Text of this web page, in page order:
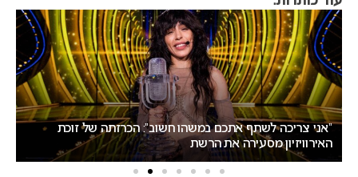
אירוויזיון 2027: ההתלבטות על התאריכים עלולה להשפיע על
ישראל